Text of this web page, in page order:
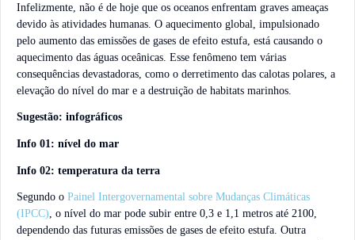
Infelizmente, não é de hoje que os oceanos enfrentam graves ameaças
devido às atividades humanas. O aquecimento global, impulsionado
pelo aumento das emissões de gases de efeito estufa, está causando o
aquecimento das águas oceânicas. Esse fenômeno tem várias
consequências devastadoras, como o derretimento das calotas polares, a
elevação do nível do mar e a destruição de habitats marinhos.
Sugestão: infográficos
Info 01: nível do mar
Info 02: temperatura da terra
Segundo o Painel Intergovernamental sobre Mudanças Climáticas
(IPCC), o nível do mar pode subir entre 0,3 e 1,1 metros até 2100,
dependendo das futuras emissões de gases de efeito estufa. Outra